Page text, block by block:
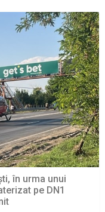
în urma unui
pe DN1